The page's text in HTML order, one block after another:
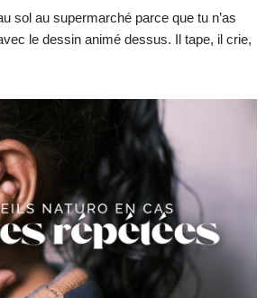
sol au supermarché parce que tu n’as
le dessin animé dessus. Il tape, il crie,